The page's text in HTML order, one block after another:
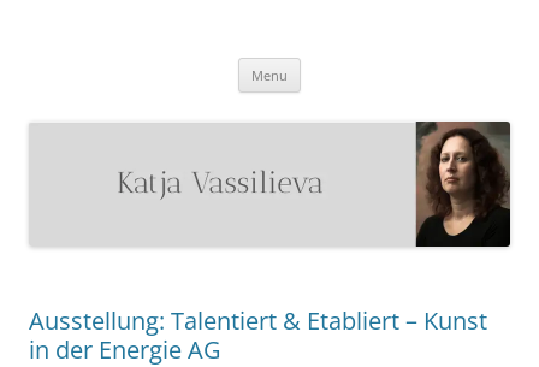
Menu
Ausstellung: Talentiert & Etabliert – Kunst
in der Energie AG